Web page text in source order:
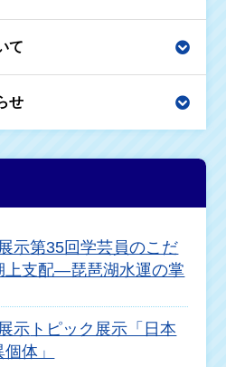
て
せ
示第35回学芸員のこだ
上支配―琵琶湖水運の掌
示 トピック展示「日本
体」